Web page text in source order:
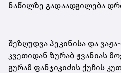
ნაწილზე გადაადგილება
შეზღუდვა პეკინისა და
კვეთიდან ზურაბ ჟვანიას
გურამ ფანჯიკიძის ქუჩის